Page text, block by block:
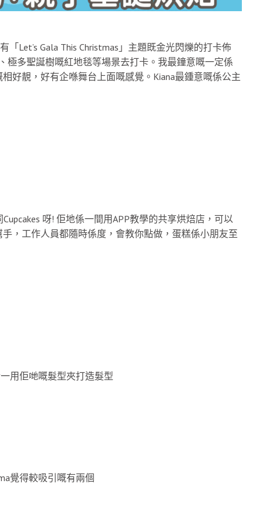
Let’s Gala This Christmas」主題既金光閃爍的打卡佈
極多聖誕樹嘅紅地毯等場景去打卡。我最鐘意嘅一定係
好靚，好有企喺舞台上面嘅感覺。Kiana最鍾意嘅係公主
呀! 佢地係一間用APP教學的共享烘焙店，可以
，工作人員都隨時係度，會教你點做，蛋糕係小朋友至
用佢哋嘅髮型夾打造髮型
覺得較吸引嘅有兩個